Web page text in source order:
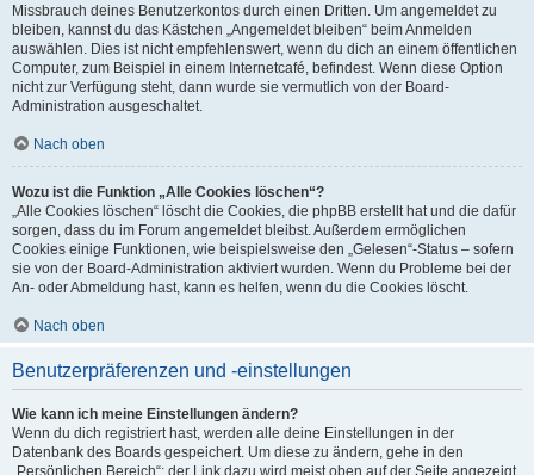
Missbrauch deines Benutzerkontos durch einen Dritten. Um angemeldet zu
bleiben, kannst du das Kästchen „Angemeldet bleiben“ beim Anmelden
auswählen. Dies ist nicht empfehlenswert, wenn du dich an einem öffentlichen
Computer, zum Beispiel in einem Internetcafé, befindest. Wenn diese Option
nicht zur Verfügung steht, dann wurde sie vermutlich von der Board-
Administration ausgeschaltet.
Nach oben
Wozu ist die Funktion „Alle Cookies löschen“?
„Alle Cookies löschen“ löscht die Cookies, die phpBB erstellt hat und die dafür
sorgen, dass du im Forum angemeldet bleibst. Außerdem ermöglichen
Cookies einige Funktionen, wie beispielsweise den „Gelesen“-Status – sofern
sie von der Board-Administration aktiviert wurden. Wenn du Probleme bei der
An- oder Abmeldung hast, kann es helfen, wenn du die Cookies löscht.
Nach oben
Benutzerpräferenzen und -einstellungen
Wie kann ich meine Einstellungen ändern?
Wenn du dich registriert hast, werden alle deine Einstellungen in der
Datenbank des Boards gespeichert. Um diese zu ändern, gehe in den
„Persönlichen Bereich“; der Link dazu wird meist oben auf der Seite angezeigt,